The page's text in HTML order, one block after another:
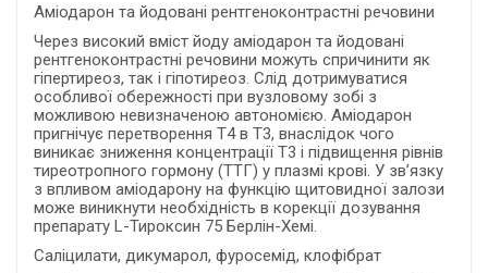
Аміодарон та йодовані рентгеноконтрастні речовини
Через високий вміст йоду аміодарон та йодовані
рентгеноконтрастні речовини можуть спричинити як
гіпертиреоз, так і гіпотиреоз. Слід дотримуватися
особливої обережності при вузловому зобі з
можливою невизначеною автономією. Аміодарон
пригнічує перетворення Т4 в Т3, внаслідок чого
виникає зниження концентрації Т3 і підвищення рівнів
тиреотропного гормону (ТТГ) у плазмі крові. У зв’язку
з впливом аміодарону на функцію щитовидної залози
може виникнути необхідність в корекції дозування
препарату L-Тироксин 75 Берлін-Хемі.
Саліцилати, дикумарол, фуросемід, клофібрат